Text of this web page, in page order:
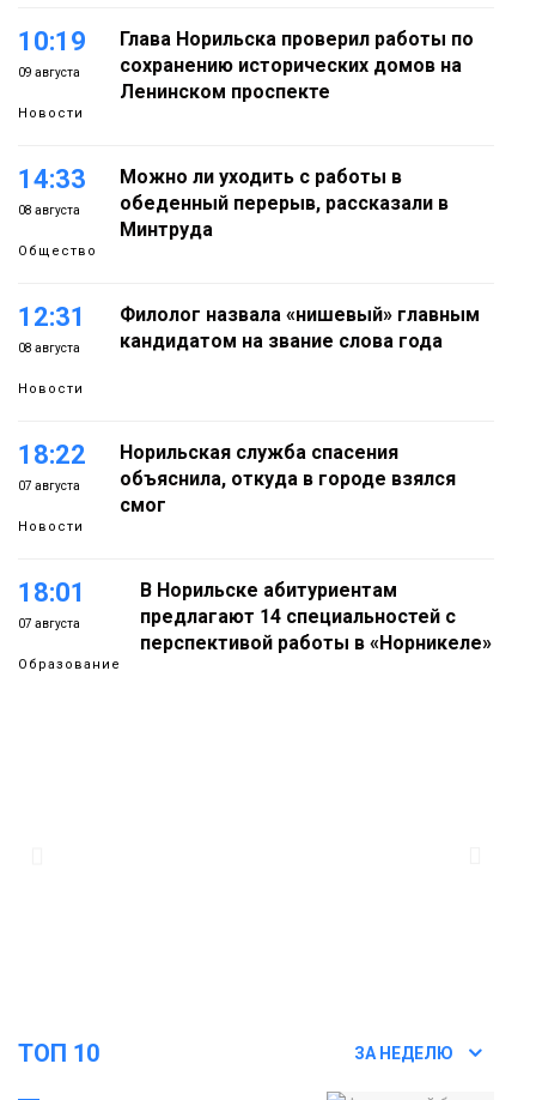
10:19
09 августа
Новости
Глава Норильска проверил работы по
сохранению исторических домов на
Ленинском проспекте
14:33
08 августа
Общество
Можно ли уходить с работы в
обеденный перерыв, рассказали в
Минтруда
12:31
08 августа
Новости
Филолог назвала «нишевый» главным
кандидатом на звание слова года
18:22
07 августа
Новости
Норильская служба спасения
объяснила, откуда в городе взялся
смог
18:01
07 августа
Образование
В Норильске абитуриентам
предлагают 14 специальностей с
перспективой работы в «Норникеле»
ТОП 10 ЗА НЕДЕЛЮ